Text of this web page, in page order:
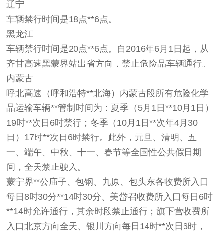
辽宁
车辆禁行时间是18点**6点。
黑龙江
车辆禁行时间是20点**6点。自2016年6月1日起，从
齐甘高速黑蒙界站出省方向，禁止危险品车辆通行。
内蒙古
呼北高速（呼和浩特**北海）内蒙古段所有危险化学
品运输车辆**管制时间为：夏季（5月1日**10月1日）
19时**次日6时禁行；冬季（10月1日**次年4月30
日）17时**次日6时禁行。此外，元旦、清明、五
一、端午、中秋、十一、春节等全国性公共假日期
间，全天禁止驶入。
蒙宁界**公庙子、包钢、九原、包头东各收费所入口
每日8时30分**14时30分、美岱召收费所入口每日6时
**14时允许通行，其余时段禁止通行；旗下营收费所
入口北京方向全天、银川方向每日14时**次日6时，